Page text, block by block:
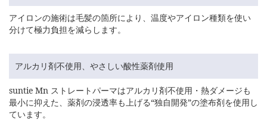
アイロンの施術は毛髪の箇所により、温度やアイロン種類を使い
分けて極力負担を減らします。
アルカリ剤不使用、やさしい酸性薬剤使用
suntie Mn ストレートパーマはアルカリ剤不使用・熱ダメージも
最小に抑えた、薬剤の浸透率も上げる“独自開発”の塗布剤を使用し
ています。